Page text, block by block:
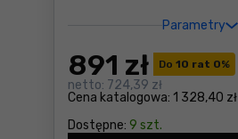
Parametry
Do 10 rat 0%
Cena katalogowa: 1 328,40 zł
891 zł
netto: 724,39 zł
Dostępne: 9 szt.